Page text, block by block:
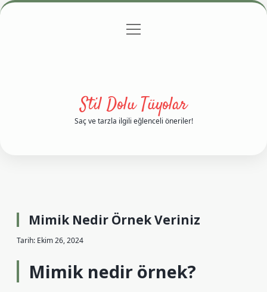
Gizlilik Politikası
menüyü
Stil Dolu Tüyolar
Saç ve tarzla ilgili eğlenceli öneriler!
Mimik Nedir Örnek Veriniz
Tarih: Ekim 26, 2024
Mimik nedir örnek?